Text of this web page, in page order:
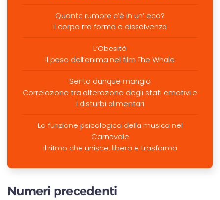
Quanto rumore c’è in un’ eco?
Il corpo tra forma e dissolvenza
L’Obesità
Il peso dell’anima nel film The Whale
Sento dunque mangio
Correlazione tra alterazione degli stati emotivi e
i disturbi alimentari
La funzione psicologica della musica nel
Carnevale
Il ritmo che unisce, libera e trasforma
Numeri precedenti